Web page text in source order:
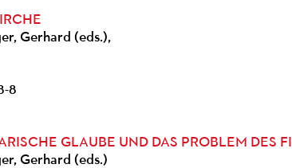
Gerhard (eds.),
8
GLAUBE UND DAS PROBLEM DES
Gerhard (eds.)